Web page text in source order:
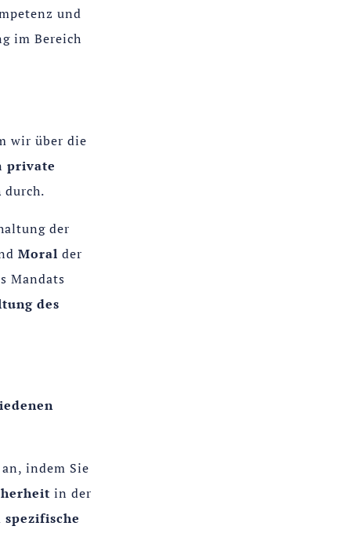
und
im Bereich
wir über die
private
durch.
der
Moral der
Mandats
des
indem Sie
in der
spezifische